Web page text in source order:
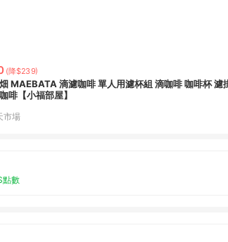
(降$239)
MAEBATA 滴濾咖啡 單人用濾杯組 滴咖啡 咖啡杯 濾
啡【小福部屋】
市場
點數